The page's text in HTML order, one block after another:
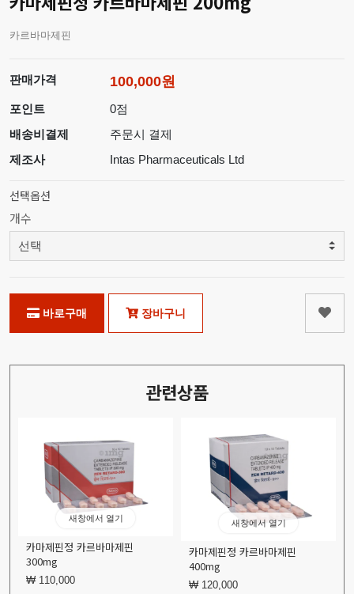
카르바마제핀
판매가격 100,000원
포인트
0점
배송비결제
주문시 결제
제조사
Intas Pharmaceuticals Ltd
선택옵션
개수
바로구매 장바구니
관련상품
새창에서 열기
카마제핀정 카르바마제핀
300mg
₩ 110,000
새창에서 열기
카마제핀정 카르바마제핀
400mg
₩ 120,000